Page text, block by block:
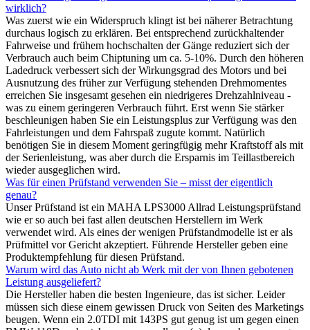
wirklich?
Was zuerst wie ein Widerspruch klingt ist bei näherer Betrachtung
durchaus logisch zu erklären. Bei entsprechend zurückhaltender
Fahrweise und frühem hochschalten der Gänge reduziert sich der
Verbrauch auch beim Chiptuning um ca. 5-10%. Durch den höheren
Ladedruck verbessert sich der Wirkungsgrad des Motors und bei
Ausnutzung des früher zur Verfügung stehenden Drehmomentes
erreichen Sie insgesamt gesehen ein niedrigeres Drehzahlniveau -
was zu einem geringeren Verbrauch führt. Erst wenn Sie stärker
beschleunigen haben Sie ein Leistungsplus zur Verfügung was den
Fahrleistungen und dem Fahrspaß zugute kommt. Natürlich
benötigen Sie in diesem Moment geringfügig mehr Kraftstoff als mit
der Serienleistung, was aber durch die Ersparnis im Teillastbereich
wieder ausgeglichen wird.
Was für einen Prüfstand verwenden Sie – misst der eigentlich
genau?
Unser Prüfstand ist ein MAHA LPS3000 Allrad Leistungsprüfstand
wie er so auch bei fast allen deutschen Herstellern im Werk
verwendet wird. Als eines der wenigen Prüfstandmodelle ist er als
Prüfmittel vor Gericht akzeptiert. Führende Hersteller geben eine
Produktempfehlung für diesen Prüfstand.
Warum wird das Auto nicht ab Werk mit der von Ihnen gebotenen
Leistung ausgeliefert?
Die Hersteller haben die besten Ingenieure, das ist sicher. Leider
müssen sich diese einem gewissen Druck von Seiten des Marketings
beugen. Wenn ein 2.0TDI mit 143PS gut genug ist um gegen einen